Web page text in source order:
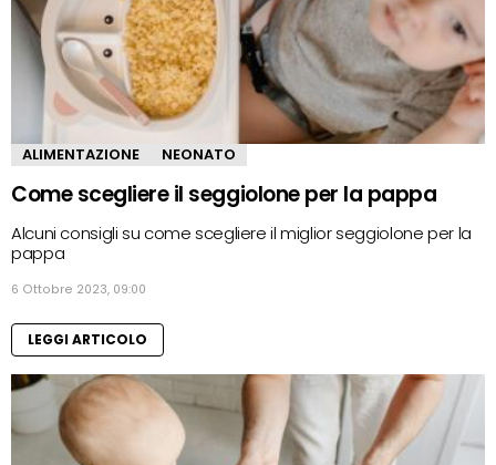
ALIMENTAZIONE NEONATO
Come scegliere il seggiolone per la pappa
Alcuni consigli su come scegliere il miglior seggiolone per la
pappa
6 Ottobre 2023, 09:00
LEGGI ARTICOLO